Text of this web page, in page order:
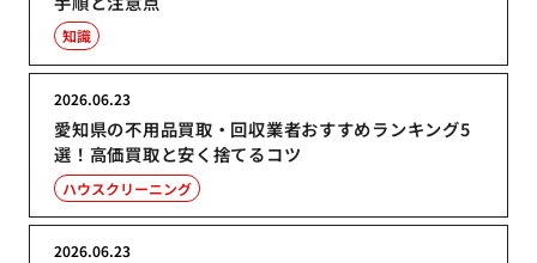
知識
愛知県の不用品買取・回収業者おすすめランキング5
選！高価買取と安く捨てるコツ
2026.06.23
ハウスクリーニング
2026.06.23